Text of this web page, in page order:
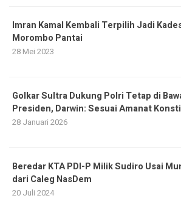
Imran Kamal Kembali Terpilih Jadi
Morombo Pantai
28 Mei 2023
Golkar Sultra Dukung Polri Tetap di
Presiden, Darwin: Sesuai Amanat
28 Januari 2026
Beredar KTA PDI-P Milik Sudiro Usai
dari Caleg NasDem
20 Juli 2024